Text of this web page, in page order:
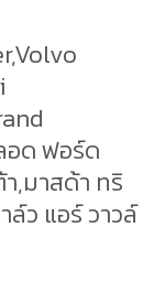
อด ฟอร์ด
,มาสด้า ทริ
ว แอร์ วาวล์